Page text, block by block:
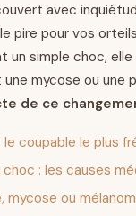
avec
pire pour vos
un simple choc,
mycose ou une
de ce
le coupable le plus
: les causes
mycose ou